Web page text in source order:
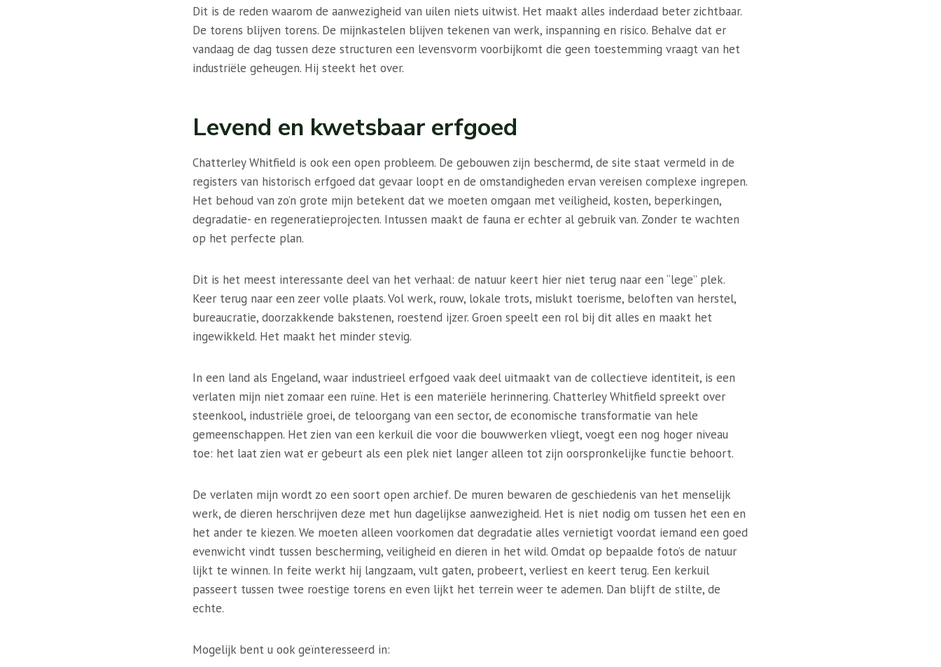
Dit is de reden waarom de aanwezigheid van uilen niets uitwist. Het maakt alles inderdaad beter zichtbaar.
De torens blijven torens. De mijnkastelen blijven tekenen van werk, inspanning en risico. Behalve dat er
vandaag de dag tussen deze structuren een levensvorm voorbijkomt die geen toestemming vraagt ​​van het
industriële geheugen. Hij steekt het over.
Levend en kwetsbaar erfgoed
Chatterley Whitfield is ook een open probleem. De gebouwen zijn beschermd, de site staat vermeld in de
registers van historisch erfgoed dat gevaar loopt en de omstandigheden ervan vereisen complexe ingrepen.
Het behoud van zo’n grote mijn betekent dat we moeten omgaan met veiligheid, kosten, beperkingen,
degradatie- en regeneratieprojecten. Intussen maakt de fauna er echter al gebruik van. Zonder te wachten
op het perfecte plan.
Dit is het meest interessante deel van het verhaal: de natuur keert hier niet terug naar een “lege” plek.
Keer terug naar een zeer volle plaats. Vol werk, rouw, lokale trots, mislukt toerisme, beloften van herstel,
bureaucratie, doorzakkende bakstenen, roestend ijzer. Groen speelt een rol bij dit alles en maakt het
ingewikkeld. Het maakt het minder stevig.
In een land als Engeland, waar industrieel erfgoed vaak deel uitmaakt van de collectieve identiteit, is een
verlaten mijn niet zomaar een ruïne. Het is een materiële herinnering. Chatterley Whitfield spreekt over
steenkool, industriële groei, de teloorgang van een sector, de economische transformatie van hele
gemeenschappen. Het zien van een kerkuil die voor die bouwwerken vliegt, voegt een nog hoger niveau
toe: het laat zien wat er gebeurt als een plek niet langer alleen tot zijn oorspronkelijke functie behoort.
De verlaten mijn wordt zo een soort open archief. De muren bewaren de geschiedenis van het menselijk
werk, de dieren herschrijven deze met hun dagelijkse aanwezigheid. Het is niet nodig om tussen het een en
het ander te kiezen. We moeten alleen voorkomen dat degradatie alles vernietigt voordat iemand een goed
evenwicht vindt tussen bescherming, veiligheid en dieren in het wild. Omdat op bepaalde foto’s de natuur
lijkt te winnen. In feite werkt hij langzaam, vult gaten, probeert, verliest en keert terug. Een kerkuil
passeert tussen twee roestige torens en even lijkt het terrein weer te ademen. Dan blijft de stilte, de
echte.
Mogelijk bent u ook geïnteresseerd in: